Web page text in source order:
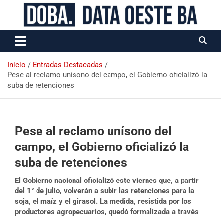
Data Oeste BA
Inicio
Entradas Destacadas
Pese al reclamo unísono del campo, el Gobierno oficializó la
suba de retenciones
Pese al reclamo unísono del
campo, el Gobierno oficializó la
suba de retenciones
El Gobierno nacional oficializó este viernes que, a partir
del 1° de julio, volverán a subir las retenciones para la
soja, el maíz y el girasol. La medida, resistida por los
productores agropecuarios, quedó formalizada a través